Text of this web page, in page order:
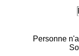
Personne